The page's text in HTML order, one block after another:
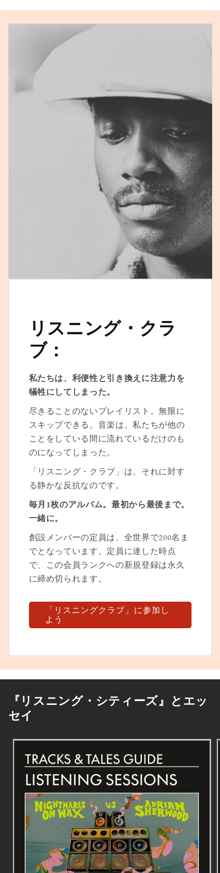
リスニング・クラ
ブ：
私たちは、利便性と引き換えに注意力を
犠牲にしてしまった。
尽きることのないプレイリスト。無限に
スキップできる。音楽は、私たちが他の
ことをしている間に流れているだけのも
のになってしまった。
「リスニング・クラブ」は、それに対す
る静かな反抗なのです。
毎月1枚のアルバム。最初から最後まで。
一緒に。
創設メンバーの定員は、全世界で200名ま
でとなっています。定員に達した時点
で、この会員ランクへの新規登録は永久
に締め切られます。
「リスニングクラブ」に参加し
よう
『リスニング・シティーズ』とエッ
セイ